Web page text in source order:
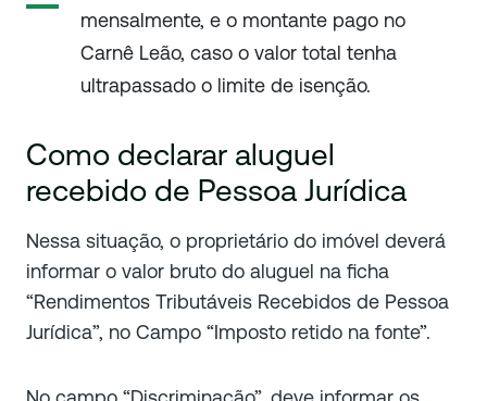
mensalmente, e o montante pago no
Carnê Leão, caso o valor total tenha
ultrapassado o limite de isenção.
Como declarar aluguel
recebido de Pessoa Jurídica
Nessa situação, o proprietário do imóvel deverá
informar o valor bruto do aluguel na ficha
“Rendimentos Tributáveis Recebidos de Pessoa
Jurídica”, no Campo “Imposto retido na fonte”.